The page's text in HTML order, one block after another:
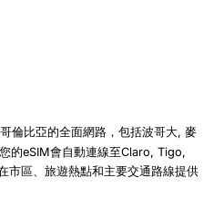
倫比亞的全面網路，包括波哥大, 麥
的eSIM會自動連線至Claro, Tigo,
市區、旅遊熱點和主要交通路線提供